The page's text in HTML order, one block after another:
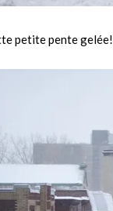
petite pente gelée!